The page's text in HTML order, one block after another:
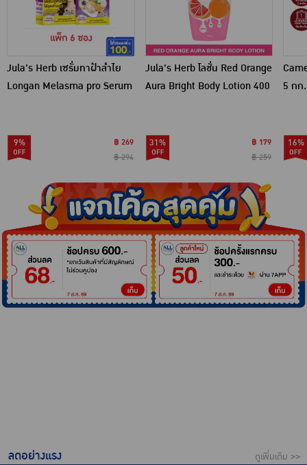
Jula's Herb เซรั่มทาฝ้าลำไย
Longan Melasma pro Serum
9%
฿ 269
฿ 294
Jula's Herb โลชั่น Red Orange
Aura Bright Body Lotion 400
31%
฿ 179
฿ 259
5 กก
16%
ลดอย่างแรง ดูเพิ่มเติม >>